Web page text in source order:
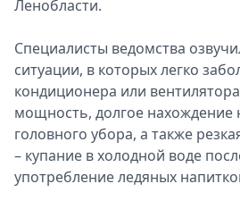
Ленобласти.
Специалисты ведомства
ситуации, в которых легко
кондиционера или
мощность, долгое нахождение
головного убора, а также
– купание в холодной воде
употребление ледяных